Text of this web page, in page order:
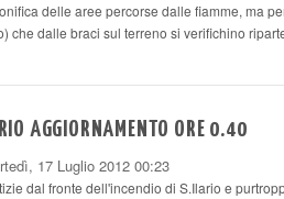
delle aree percorse dalle fiamme, ma
che dalle braci sul terreno si verifichino
AGGIORNAMENTO ORE 0.40
17 Luglio 2012 00:23
dal fronte dell'incendio di S.Ilario e